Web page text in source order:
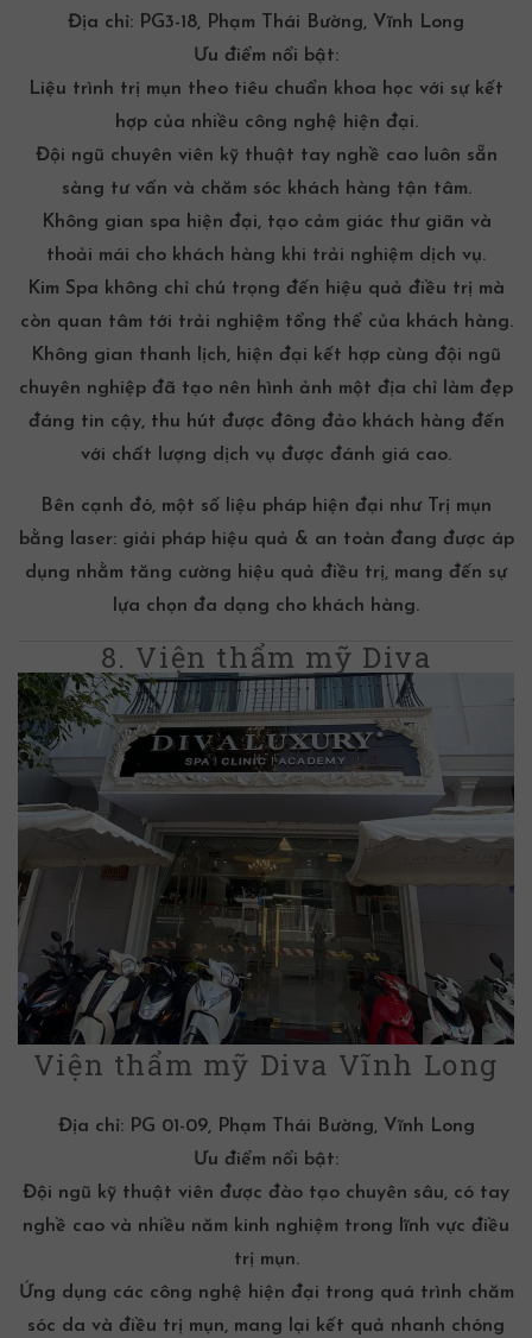
Địa chỉ: PG3-18, Phạm Thái Bường, Vĩnh Long
Ưu điểm nổi bật:
Liệu trình trị mụn theo tiêu chuẩn khoa học với sự kết
hợp của nhiều công nghệ hiện đại.
Đội ngũ chuyên viên kỹ thuật tay nghề cao luôn sẵn
sàng tư vấn và chăm sóc khách hàng tận tâm.
Không gian spa hiện đại, tạo cảm giác thư giãn và
thoải mái cho khách hàng khi trải nghiệm dịch vụ.
Kim Spa không chỉ chú trọng đến hiệu quả điều trị mà
còn quan tâm tới trải nghiệm tổng thể của khách hàng.
Không gian thanh lịch, hiện đại kết hợp cùng đội ngũ
chuyên nghiệp đã tạo nên hình ảnh một địa chỉ làm đẹp
đáng tin cậy, thu hút được đông đảo khách hàng đến
với chất lượng dịch vụ được đánh giá cao.
Bên cạnh đó, một số liệu pháp hiện đại như Trị mụn
bằng laser: giải pháp hiệu quả & an toàn đang được áp
dụng nhằm tăng cường hiệu quả điều trị, mang đến sự
lựa chọn đa dạng cho khách hàng.
8. Viện thẩm mỹ Diva
Viện thẩm mỹ Diva Vĩnh Long
Địa chỉ:PG 01-09, Phạm Thái Bường, Vĩnh Long
Ưu điểm nổi bật:
Đội ngũ kỹ thuật viên được đào tạo chuyên sâu, có tay
nghề cao và nhiều năm kinh nghiệm trong lĩnh vực điều
trị mụn.
Ứng dụng các công nghệ hiện đại trong quá trình chăm
sóc da và điều trị mụn, mang lại kết quả nhanh chóng